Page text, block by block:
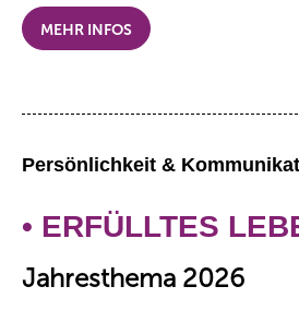
MEHR INFOS
Persönlichkeit &
• ERFÜLLTES
Jahresthema 2026